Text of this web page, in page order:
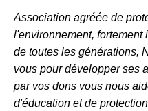
Association agréée de
l'environnement, fortement
de toutes les générations,
vous pour développer ses
par vos dons vous nous
d'éducation et de